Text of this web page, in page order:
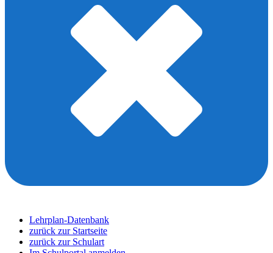
Lehrplan-Datenbank
zurück zur Startseite
zurück zur Schulart